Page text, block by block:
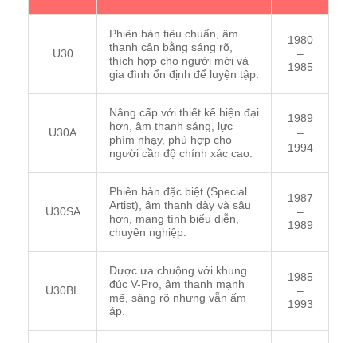
U30
Phiên bản tiêu chuẩn, âm
thanh cân bằng sáng rõ,
thích hợp cho người mới và
gia đình ổn định để luyện tập.
1980
–
1985
U30A
Nâng cấp với thiết kế hiện đại
hơn, âm thanh sáng, lực
phím nhạy, phù hợp cho
người cần độ chính xác cao.
1989
–
1994
U30SA
Phiên bản đặc biệt (Special
Artist), âm thanh dày và sâu
hơn, mang tính biểu diễn,
chuyên nghiệp.
1987
–
1989
U30BL
Được ưa chuộng với khung
đúc V-Pro, âm thanh mạnh
mẽ, sáng rõ nhưng vẫn ấm
áp.
1985
–
1993